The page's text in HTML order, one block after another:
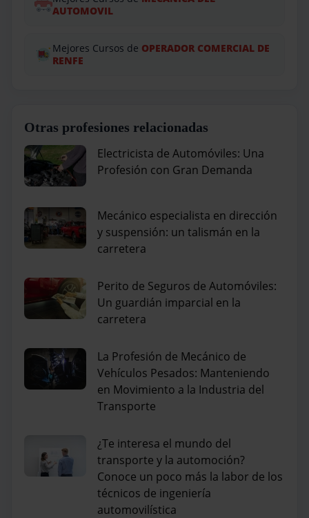
AUTOMOVIL
Mejores Cursos de OPERADOR COMERCIAL DE
RENFE
Otras profesiones relacionadas
Electricista de Automóviles: Una
Profesión con Gran Demanda
Mecánico especialista en dirección
y suspensión: un talismán en la
carretera
Perito de Seguros de Automóviles:
Un guardián imparcial en la
carretera
La Profesión de Mecánico de
Vehículos Pesados: Manteniendo
en Movimiento a la Industria del
Transporte
¿Te interesa el mundo del
transporte y la automoción?
Conoce un poco más la labor de los
técnicos de ingeniería
automovilística